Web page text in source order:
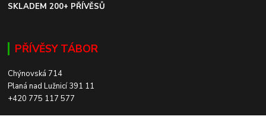
SKLADEM 200+ PŘÍVĚSŮ
PŘÍVĚSY TÁBOR
Chýnovská 714
Planá nad Lužnicí 391 11
+420 775 117 577